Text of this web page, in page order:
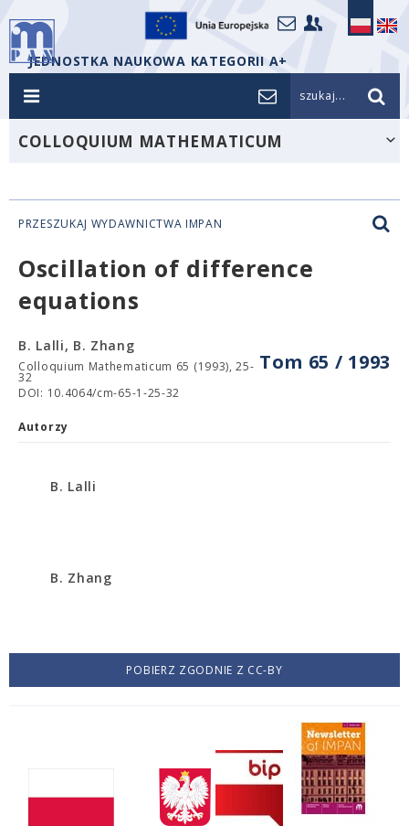
JEDNOSTKA NAUKOWA KATEGORII A+
szukaj...
COLLOQUIUM MATHEMATICUM
PRZESZUKAJ WYDAWNICTWA IMPAN
Oscillation of difference
equations
Tom 65 / 1993
B. Lalli, B. Zhang
Colloquium Mathematicum 65 (1993), 25-
32
DOI: 10.4064/cm-65-1-25-32
Autorzy
B. Lalli
B. Zhang
POBIERZ ZGODNIE Z CC-BY